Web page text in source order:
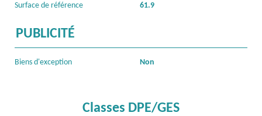
Surface de référence 61.9
PUBLICITÉ
Biens d'exception Non
Classes DPE/GES